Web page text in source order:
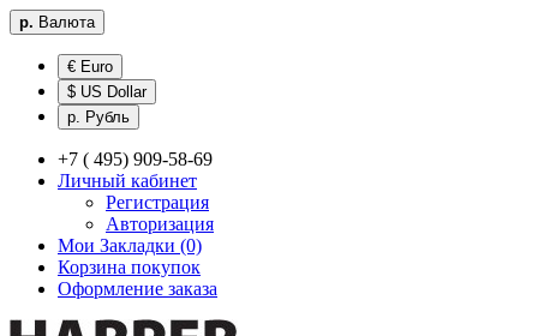
р. Валюта
€ Euro
$ US Dollar
р. Рубль
+7 ( 495) 909-58-69
Личный кабинет
Регистрация
Авторизация
Мои Закладки (0)
Корзина покупок
Оформление заказа